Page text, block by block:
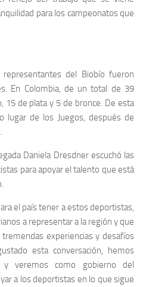
para los campeonatos que
del Biobío fueron
En Colombia, de un total de 39
15 de plata y 5 de bronce. De esta
lugar de los Juegos, después de
Daniela Dresdner escuchó las
para apoyar el talento que está
el país tener a estos deportistas,
a representar a la región y que
experiencias y desafíos
esta conversación, hemos
y veremos como gobierno del
a los deportistas en lo que sigue